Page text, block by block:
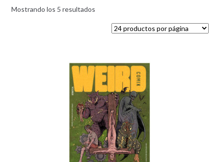
Mostrando los 5 resultadosOrdenado